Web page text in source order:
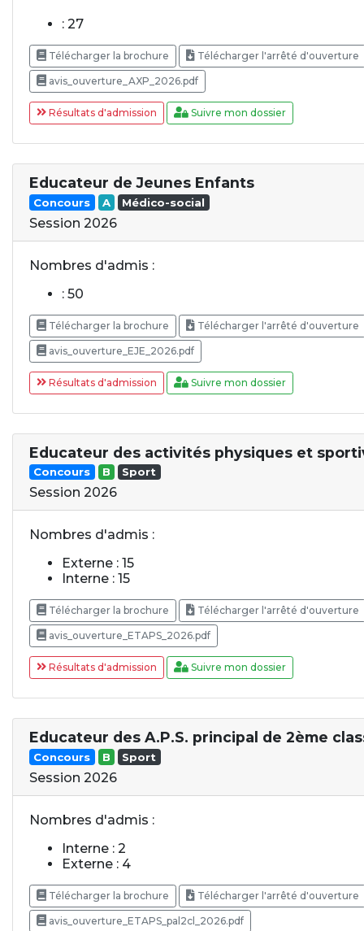
: 27
Télécharger la brochure Télécharger l'arrêté d'ouverture
avis_ouverture_AXP_2026.pdf
Résultats d'admission Suivre mon dossier
Educateur de Jeunes Enfants
Concours A Médico-social
Session 2026
Nombres d'admis :
: 50
Télécharger la brochure Télécharger l'arrêté d'ouverture
avis_ouverture_EJE_2026.pdf
Résultats d'admission Suivre mon dossier
Educateur des activités physiques et
Concours B Sport
Session 2026
Nombres d'admis :
Externe : 15
Interne : 15
Télécharger la brochure Télécharger l'arrêté d'ouverture
avis_ouverture_ETAPS_2026.pdf
Résultats d'admission Suivre mon dossier
Educateur des A.P.S. principal de 2ème
Concours B Sport
Session 2026
Nombres d'admis :
Interne : 2
Externe : 4
Télécharger la brochure Télécharger l'arrêté d'ouverture
avis_ouverture_ETAPS_pal2cl_2026.pdf